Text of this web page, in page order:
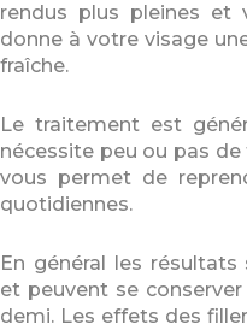
rendus plus pleines et
donne à votre visage
fraîche.
Le traitement est
nécessite peu ou pas
vous permet de
quotidiennes.
En général les
et peuvent se
demi. Les effets des